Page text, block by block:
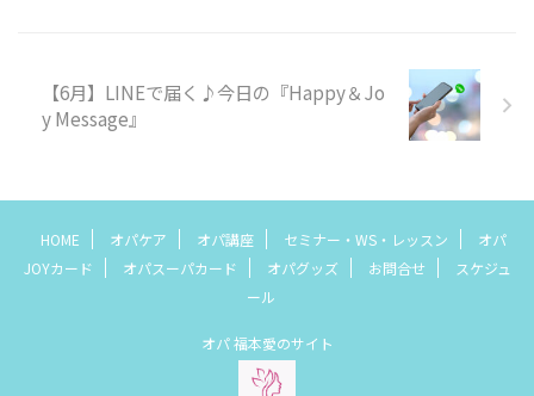
【6月】LINEで届く♪今日の『Happy＆Jo
y Message』
HOME オパケア オパ講座 セミナー・WS・レッスン
オパ
JOYカード
オパスーパカード オパグッズ お問合せ
スケジュ
ール
オパ 福本愛のサイト